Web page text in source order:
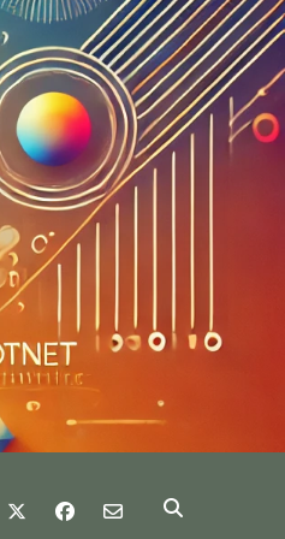
twitter facebook
email-form